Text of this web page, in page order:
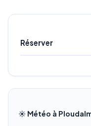
Réserver
☀️ Météo à